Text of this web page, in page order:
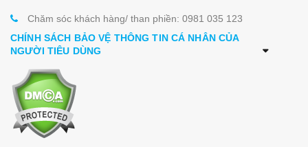
Chăm sóc khách hàng/ than phiền: 0981 035 123
CHÍNH SÁCH BẢO VỆ THÔNG TIN CÁ NHÂN CỦA
NGƯỜI TIÊU DÙNG